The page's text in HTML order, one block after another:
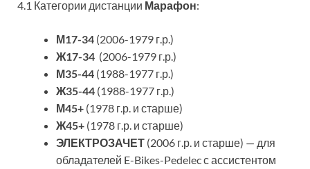
4.1 Категории дистанции Марафон:
М17-34 (2006-1979 г.р.)
Ж17-34 (2006-1979 г.р.)
М35-44 (1988-1977 г.р.)
Ж35-44 (1988-1977 г.р.)
М45+ (1978 г.р. и старше)
Ж45+ (1978 г.р. и старше)
ЭЛЕКТРОЗАЧЕТ (2006 г.р. и старше) — для
обладателей E-Bikes-Pedelec с ассистентом